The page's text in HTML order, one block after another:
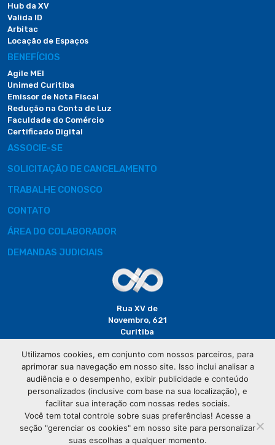
Hub da XV
Valida ID
Arbitac
Locação de Espaços
BENEFÍCIOS
Agile MEI
Unimed Curitiba
Emissor de Nota Fiscal
Redução na Conta de Luz
Faculdade do Comércio
Certificado Digital
ASSOCIE-SE
SOLICITAÇÃO DE CANCELAMENTO
TRABALHE CONOSCO
CONTATO
ÁREA DO COLABORADOR
DEMANDAS JUDICIAIS
Rua XV de
Novembro, 621
Curitiba
(41) 3320-
2929
Utilizamos cookies, em conjunto com nossos parceiros, para
aprimorar sua navegação em nosso site. Isso inclui analisar a
audiência e o desempenho, exibir publicidade e conteúdo
personalizados (inclusive com base na sua localização), e
facilitar sua interação com nossas redes sociais.
Você tem total controle sobre suas preferências! Acesse a
seção "gerenciar os cookies" em nosso site para personalizar
suas escolhas a qualquer momento.